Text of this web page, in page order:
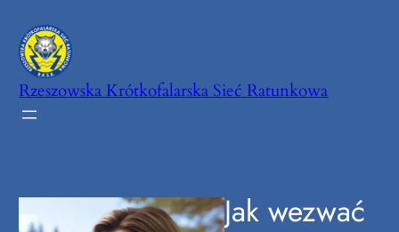
do
treści
Rzeszowska Krótkofalarska Sieć Ratunkowa
Jak wezwać